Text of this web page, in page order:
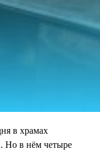
в храмах
Но в нём четыре